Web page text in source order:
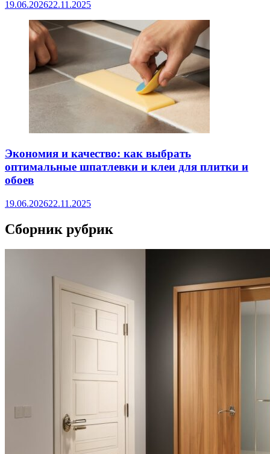
19.06.202622.11.2025
Экономия и качество: как выбрать
оптимальные шпатлевки и клеи для плитки и
обоев
19.06.202622.11.2025
Сборник рубрик